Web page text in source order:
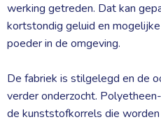
werking getreden. Dat kan
kortstondig geluid en
poeder in de omgeving.
De fabriek is stilgelegd en de
verder onderzocht.
de kunststofkorrels die